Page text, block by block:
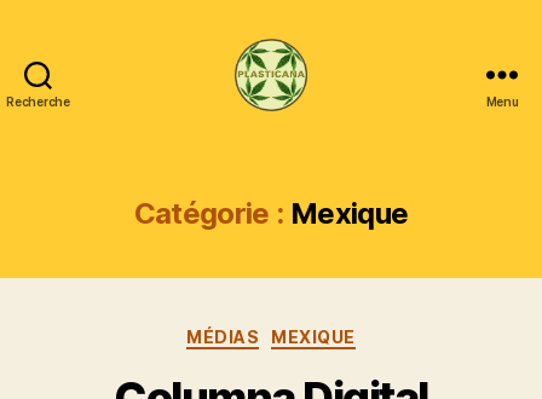
Recherche Menu
Catégorie : Mexique
Catégories
MÉDIAS MEXIQUE